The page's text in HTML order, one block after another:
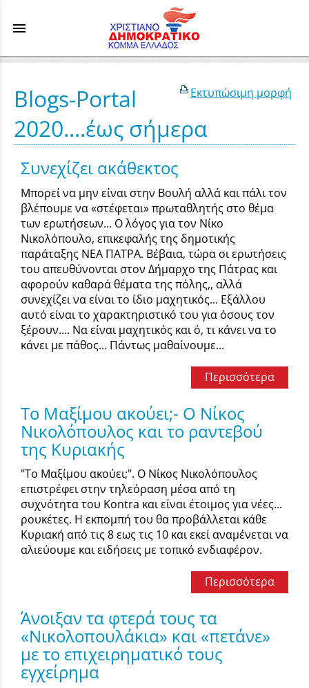
menu
Εκτυπώσιμη μορφή
Blogs-Portal
2020....έως σήμερα
Συνεχίζει ακάθεκτος
Μπορεί να μην είναι στην Βουλή αλλά και πάλι τον
βλέπουμε να «στέφεται» πρωταθλητής στο θέμα
των ερωτήσεων... Ο λόγος για τον Νίκο
Νικολόπουλο, επικεφαλής της δημοτικής
παράταξης ΝΕΑ ΠΑΤΡΑ. Βέβαια, τώρα οι ερωτήσεις
του απευθύνονται στον Δήμαρχο της Πάτρας και
αφορούν καθαρά θέματα της πόλης,, αλλά
συνεχίζει να είναι το ίδιο μαχητικός... Εξάλλου
αυτό είναι το χαρακτηριστικό του για όσους τον
ξέρουν.... Να είναι μαχητικός και ό, τι κάνει να το
κάνει με πάθος... Πάντως μαθαίνουμε...
Περισσότερα
Το Μαξίμου ακούει;- Ο Νίκος
Νικολόπουλος και το ραντεβού
της Κυριακής
"Το Μαξίμου ακούει;". Ο Νίκος Νικολόπουλος
επιστρέφει στην τηλεόραση μέσα από τη
συχνότητα του Kontra και είναι έτοιμος για νέες...
ρουκέτες. Η εκπομπή του θα προβάλλεται κάθε
Κυριακή από τις 8 εως τις 10 και εκεί αναμένεται να
αλιεύουμε και ειδήσεις με τοπικό ενδιαφέρον.
Περισσότερα
Άνοιξαν τα φτερά τους τα
«Νικολοπουλάκια» και «πετάνε»
με το επιχειρηματικό τους
εγχείρημα